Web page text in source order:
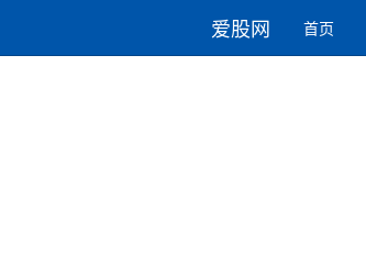
爱股网 首页